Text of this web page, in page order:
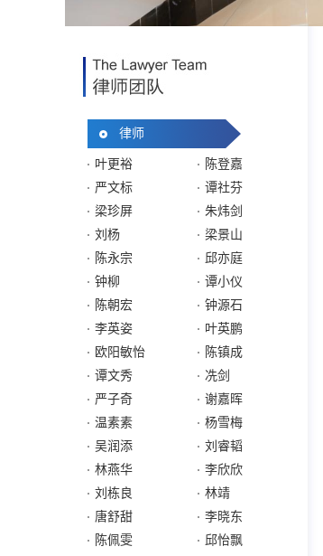
律师
叶更裕
陈登嘉
严文标
谭社芬
梁珍屏
朱炜剑
刘杨
梁景山
陈永宗
邱亦庭
钟柳
谭小仪
陈朝宏
钟源石
李英姿
叶英鹏
欧阳敏怡
陈镇成
谭文秀
冼剑
严子奇
谢嘉晖
温素素
杨雪梅
吴润添
刘睿韬
林燕华
李欣欣
刘栋良
林靖
唐舒甜
李晓东
陈佩雯
邱怡飘